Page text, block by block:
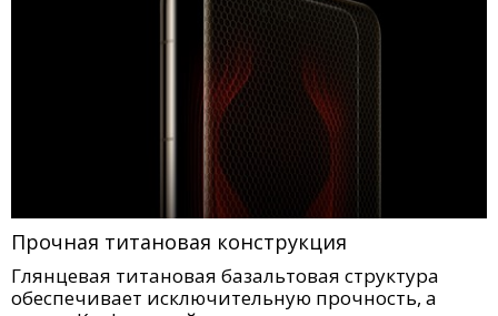
Прочная титановая конструкция
Глянцевая титановая базальтовая структура
обеспечивает исключительную прочность, а